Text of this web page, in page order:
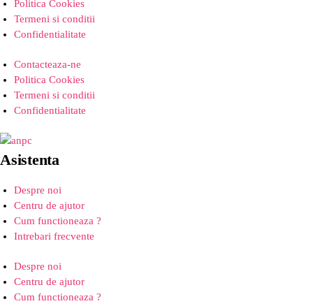
Politica Cookies
Termeni si conditii
Confidentialitate
Contacteaza-ne
Politica Cookies
Termeni si conditii
Confidentialitate
Asistenta
Despre noi
Centru de ajutor
Cum functioneaza ?
Intrebari frecvente
Despre noi
Centru de ajutor
Cum functioneaza ?